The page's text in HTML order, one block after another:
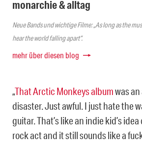
monarchie & alltag
Neue Bands und wichtige Filme: „As long as the
hear the world falling apart“.
mehr über diesen blog
„That Arctic Monkeys albumwas
disaster. Just awful. I just hate the
guitar. That’s like an indie kid’s
rock act and it still sounds like a